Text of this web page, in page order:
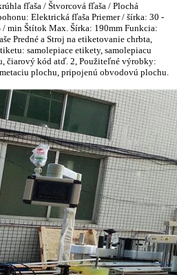
fľaša / Štvorcová fľaša / Plochá
Elektrická fľaša Priemer / šírka: 30 -
min Štítok Max. Šírka: 190mm Funkcia:
Predné a Stroj na etiketovanie chrbta,
samolepiace etikety, samolepiacu
čiarový kód atď. 2, Použiteľné výrobky:
plochu, pripojenú obvodovú plochu.